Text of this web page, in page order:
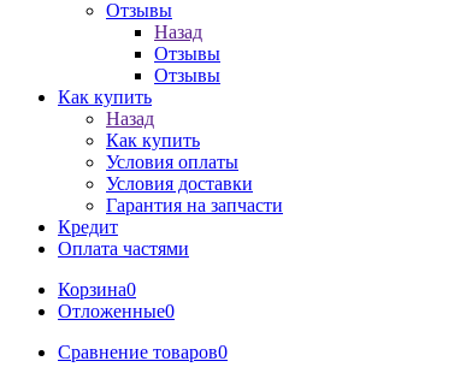
Отзывы
Назад
Отзывы
Отзывы
Как купить
Назад
Как купить
Условия оплаты
Условия доставки
Гарантия на запчасти
Кредит
Оплата частями
Корзина0
Отложенные0
Сравнение товаров0